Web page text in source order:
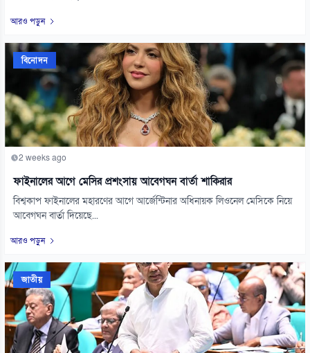
আরও পড়ুন
বিনোদন
2 weeks ago
ফাইনালের আগে মেসির প্রশংসায় আবেগঘন বার্তা শাকিরার
বিশ্বকাপ ফাইনালের মহারণের আগে আর্জেন্টিনার অধিনায়ক লিওনেল মেসিকে নিয়ে
আবেগঘন বার্তা দিয়েছে...
আরও পড়ুন
জাতীয়